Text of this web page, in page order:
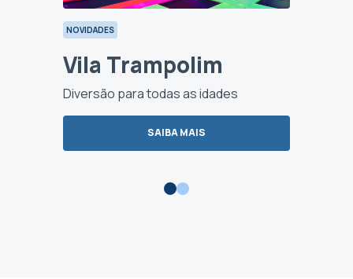
NOVIDADES
Vila Trampolim
Diversão para todas as idades
SAIBA MAIS